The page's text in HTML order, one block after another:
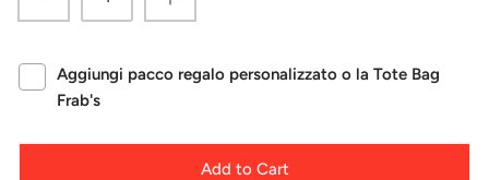
Aggiungi pacco regalo personalizzato o la Tote Bag
Frab's
Add to Cart